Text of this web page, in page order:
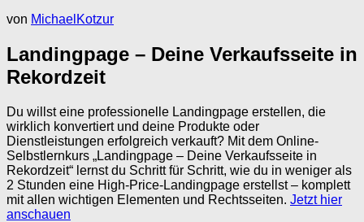
von MichaelKotzur
Landingpage – Deine Verkaufsseite in
Rekordzeit
Du willst eine professionelle Landingpage erstellen, die
wirklich konvertiert und deine Produkte oder
Dienstleistungen erfolgreich verkauft? Mit dem Online-
Selbstlernkurs „Landingpage – Deine Verkaufsseite in
Rekordzeit“ lernst du Schritt für Schritt, wie du in weniger als
2 Stunden eine High-Price-Landingpage erstellst – komplett
mit allen wichtigen Elementen und Rechtsseiten. Jetzt hier
anschauen